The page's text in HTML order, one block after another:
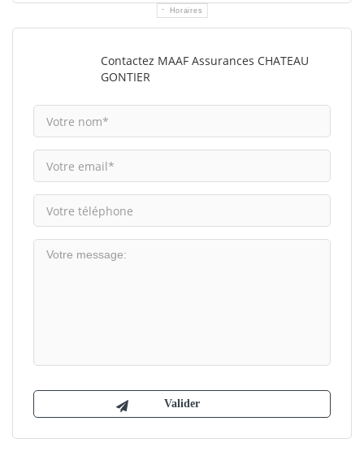
Horaires
Contactez MAAF Assurances CHATEAU
GONTIER